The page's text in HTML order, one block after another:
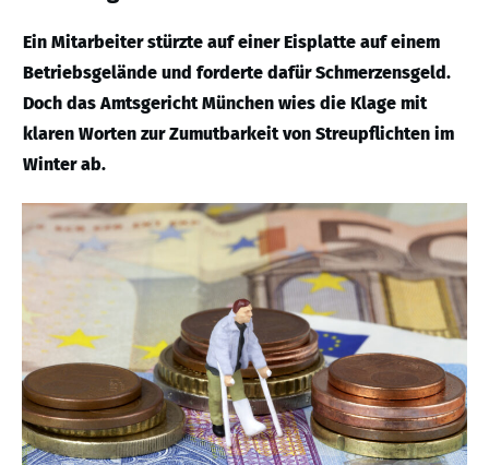
Ein Mitarbeiter stürzte auf einer Eisplatte auf einem
Betriebsgelände und forderte dafür Schmerzensgeld.
Doch das Amtsgericht München wies die Klage mit
klaren Worten zur Zumutbarkeit von Streupflichten im
Winter ab.